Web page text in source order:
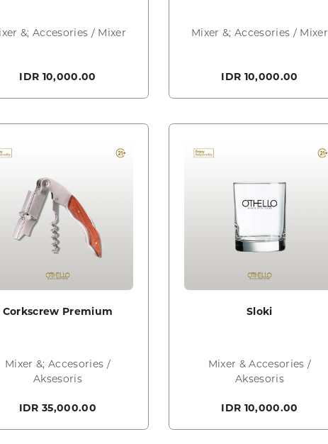
&; Accesories / Mixer
IDR 10,000.00
Mixer &; Accesories / Mixer
IDR 10,000.00
Corkscrew Premium
Mixer &; Accesories /
Aksesoris
IDR 35,000.00
Sloki
Mixer & Accesories /
Aksesoris
IDR 10,000.00